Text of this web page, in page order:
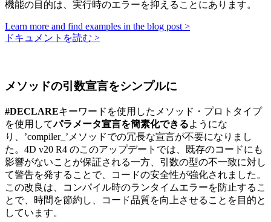
機能の目的は、実行時のエラーを抑えることにあります。
Learn more and find examples in the blog post >
ドキュメントを読む >
メソッドの引数宣言をシンプルに
#DECLAREキーワードを使用したメソッド・プロトタイプ
を使用してパラメータ宣言を簡素化できるようにな
り、’compiler_’メソッドでの冗長な宣言が不要になりまし
た。4D v20 R4 のこのアップデートでは、既存のコードにも
影響がないことが保証される一方、引数の型の不一致に対し
て警告を発することで、コードの安全性が強化されました。
この改良は、コンパイル時のランタイムエラーを防止するこ
とで、時間を節約し、コード品質を向上させることを目的と
しています。